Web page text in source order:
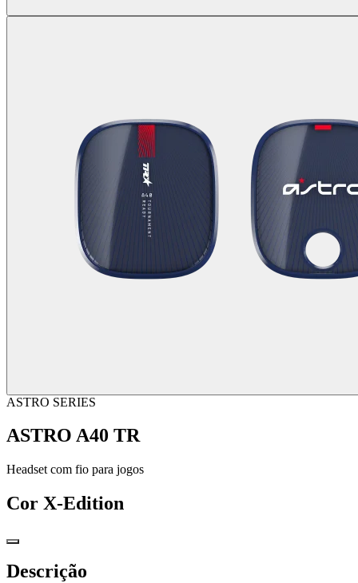
ASTRO SERIES
ASTRO A40 TR
Headset com fio para jogos
Cor X-Edition
Descrição